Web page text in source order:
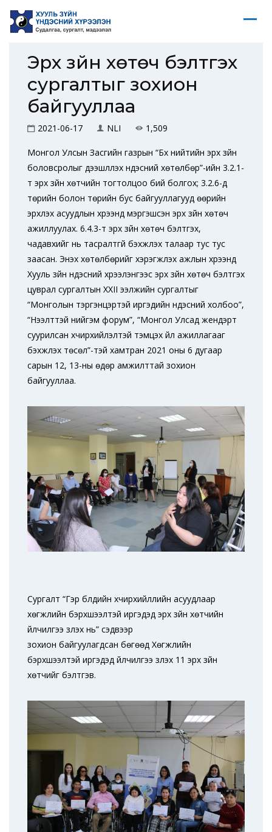
Эрх зүйн хөтөч бэлтгэх
сургалтыг зохион
байгууллаа
2021-06-17 NLI 1,509
Монгол Улсын Засгийн газрын “Бүх нийтийн эрх зүйн
боловсролыг дээшлүүлэх үндэсний хөтөлбөр”-ийн 3.2.1-
т эрх зүйн хөтчийн тогтолцоо бий болгох; 3.2.6-д
төрийн болон төрийн бус байгууллагууд өөрийн
эрхлэх асуудлын хүрээнд мэргэшсэн эрх зүйн хөтөч
ажиллуулах. 6.4.3-т эрх зүйн хөтөч бэлтгэх,
чадавхийг нь тасралтгүй бэхжүүлэх талаар тус тус
заасан. Энэхүү хөтөлбөрийг хэрэгжүүлэх ажлын хүрээнд
Хууль зүйн үндэсний хүрээлэнгээс эрх зүйн хөтөч бэлтгэх
цуврал сургалтын XXII ээлжийн сургалтыг
“Монголын тэргэнцэртэй иргэдийн үндэсний холбоо”,
“Нээлттэй нийгэм форум”, “Монгол Улсад жендэрт
суурилсан хүчирхийлэлтэй тэмцэх үйл ажиллагааг
бэхжүүлэх төсөл”-тэй хамтран 2021 оны 6 дугаар
сарын 12, 13-ны өдөр амжилттай зохион
байгууллаа.
Сургалт “Гэр бүлдийн хүчирхийллийн асуудлаар
хөгжлийн бэрхшээлтэй иргэдэд эрх зүйн хөтчийн
үйлчилгээ үзүүлэх нь” сэдвээр
зохион байгуулагдсан бөгөөд Хөгжлийн
бэрхшээлтэй иргэдэд үйлчилгээ үзүүлэх 11 эрх зүйн
хөтчийг бэлтгэв.